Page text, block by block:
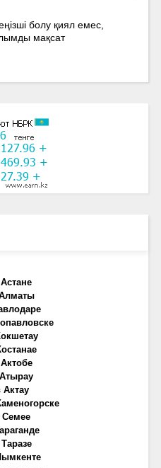
болу қиял емес,
мақсат
Актау
Семее